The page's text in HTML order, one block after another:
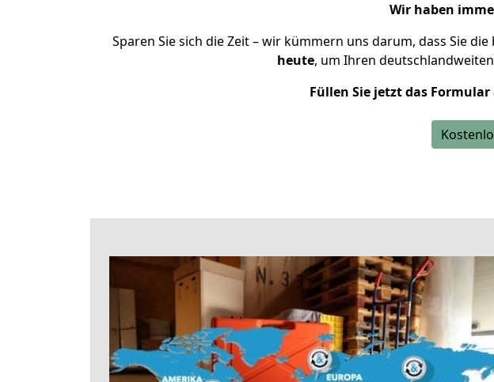
Wir haben
Sparen Sie sich die Zeit – wir kümmern uns darum, dass Sie
heute, um Ihren
Füllen Sie jetzt das Formular